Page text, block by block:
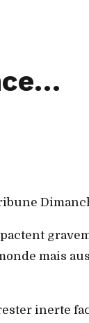
mais
inerte